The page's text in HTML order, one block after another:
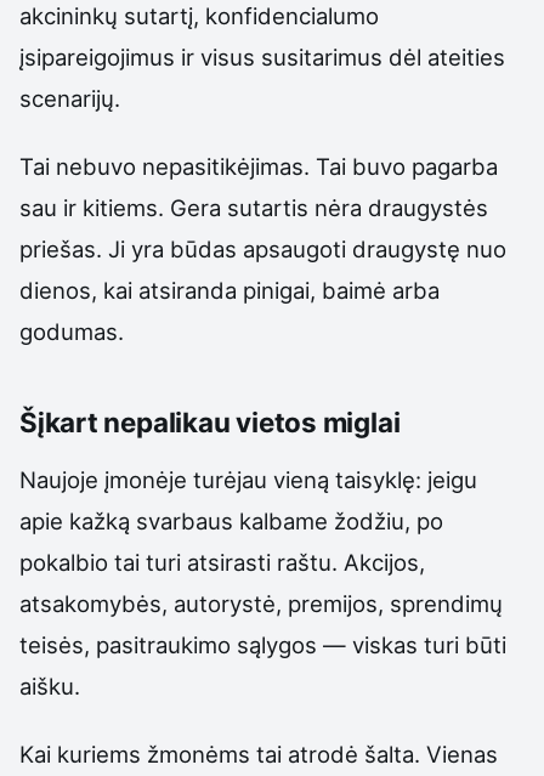
akcininkų sutartį, konfidencialumo
įsipareigojimus ir visus susitarimus dėl ateities
scenarijų.
Tai nebuvo nepasitikėjimas. Tai buvo pagarba
sau ir kitiems. Gera sutartis nėra draugystės
priešas. Ji yra būdas apsaugoti draugystę nuo
dienos, kai atsiranda pinigai, baimė arba
godumas.
Šįkart nepalikau vietos miglai
Naujoje įmonėje turėjau vieną taisyklę: jeigu
apie kažką svarbaus kalbame žodžiu, po
pokalbio tai turi atsirasti raštu. Akcijos,
atsakomybės, autorystė, premijos, sprendimų
teisės, pasitraukimo sąlygos — viskas turi būti
aišku.
Kai kuriems žmonėms tai atrodė šalta. Vienas